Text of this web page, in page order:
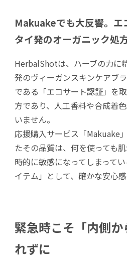
Makuakeでも大反響。エ
タイ発のオーガニック処
HerbalShotは、ハーブの力に
発のヴィーガンスキンケアブ
である「エコサート認証」を
方であり、人工香料や合成着
いません。
応援購入サービス「Makuake
たその品質は、何を使っても
時的に敏感になってしまって
イテム」として、確かな安心感
緊急時こそ「内側
れずに